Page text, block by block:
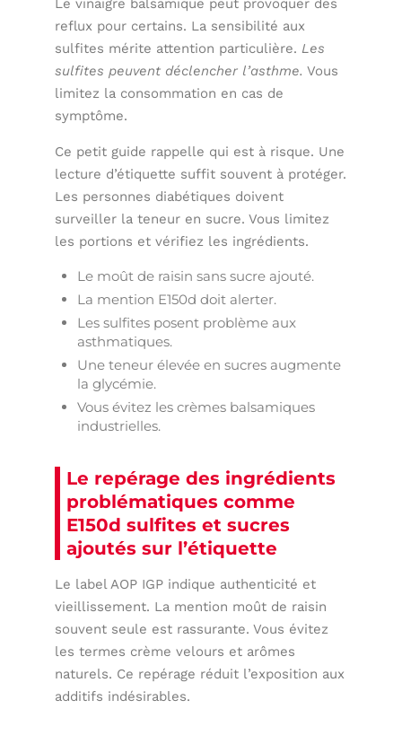
Le vinaigre balsamique peut provoquer des
reflux pour certains. La sensibilité aux
sulfites mérite attention particulière.Les
sulfites peuvent déclencher l’asthme. Vous
limitez la consommation en cas de
symptôme.
Ce petit guide rappelle qui est à risque. Une
lecture d’étiquette suffit souvent à protéger.
Les personnes diabétiques doivent
surveiller la teneur en sucre. Vous limitez
les portions et vérifiez les ingrédients.
Le moût de raisin sans sucre ajouté.
La mention E150d doit alerter.
Les sulfites posent problème aux
asthmatiques.
Une teneur élevée en sucres augmente
la glycémie.
Vous évitez les crèmes balsamiques
industrielles.
Le repérage des ingrédients
problématiques comme
E150d sulfites et sucres
ajoutés sur l’étiquette
Le label AOP IGP indique authenticité et
vieillissement. La mention moût de raisin
souvent seule est rassurante. Vous évitez
les termes crème velours et arômes
naturels. Ce repérage réduit l’exposition aux
additifs indésirables.